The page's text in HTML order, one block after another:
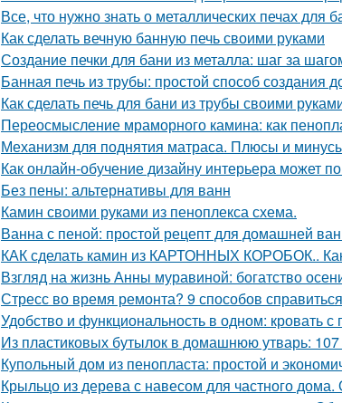
Все, что нужно знать о металлических печах для
Как сделать вечную банную печь своими руками
Создание печки для бани из металла: шаг за
Банная печь из трубы: простой способ создания
Как сделать печь для бани из трубы своими
Переосмысление мраморного камина: как
Механизм для поднятия матраса. Плюсы и
Как онлайн-обучение дизайну интерьера может
Без пены: альтернативы для ванн
Камин своими руками из пеноплекса схема.
Ванна с пеной: простой рецепт для домашней
КАК сделать камин из КАРТОННЫХ КОРОБОК.. Как
Взгляд на жизнь Анны муравиной: богатство
Стресс во время ремонта? 9 способов
Удобство и функциональность в одном: кровать
Из пластиковых бутылок в домашнюю утварь:
Купольный дом из пенопласта: простой и
Крыльцо из дерева с навесом для частного дома.